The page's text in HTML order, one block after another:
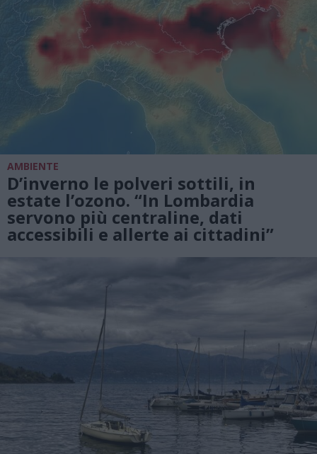
AMBIENTE
D’inverno le polveri sottili, in
estate l’ozono. “In Lombardia
servono più centraline, dati
accessibili e allerte ai cittadini”